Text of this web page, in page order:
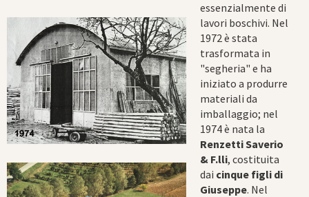
essenzialmente di
lavori boschivi. Nel
1972 è stata
trasformata in
"segheria" e ha
iniziato a produrre
materiali da
imballaggio; nel
1974 è nata la
Renzetti Saverio
& F.lli, costituita
dai cinque figli di
Giuseppe. Nel